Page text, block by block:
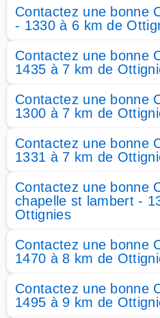
Contactez une bonne
- 1330 à 6 km de
Contactez une bonne
1435 à 7 km de
Contactez une bonne
1300 à 7 km de
Contactez une bonne
1331 à 7 km de
Contactez une bonne
chapelle st lambert -
Ottignies
Contactez une bonne
1470 à 8 km de
Contactez une bonne
1495 à 9 km de